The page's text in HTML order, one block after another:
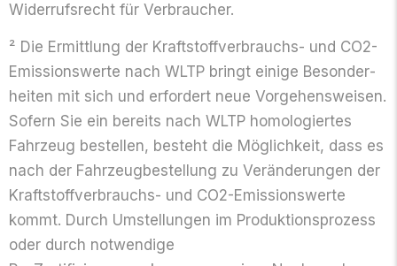
Widerrufs­recht für Verbraucher.
² Die Ermittlung der Kraftstoff­verbrauchs- und CO2-
Emissionswerte nach WLTP bringt einige Besonder­
heiten mit sich und erfordert neue Vorgehens­weisen.
Sofern Sie ein bereits nach WLTP homologiertes
Fahrzeug bestellen, besteht die Möglichkeit, dass es
nach der Fahrzeugbestellung zu Veränderungen der
Kraftstoff­verbrauchs- und CO2-Emissionswerte
kommt. Durch Umstellungen im Produktions­prozess
oder durch notwendige